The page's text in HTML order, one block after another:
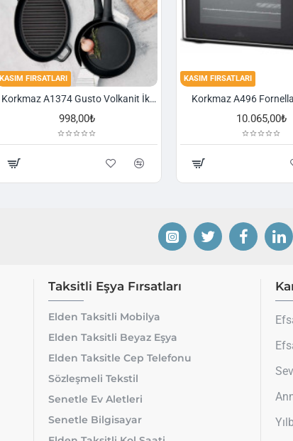
KASIM FIRSATLARI
Korkmaz A1374 Gusto Volkanit İki Kulplu Oval Tava
998,00₺
KASIM FIRSATLARI
Korkmaz A496 Fornella
10.065,00₺
Taksitli Eşya Fırsatları
Elden Taksitli Mobilya
Elden Taksitli Beyaz Eşya
Elden Taksitle Cep Telefonu
Sözleşmeli Tekstil
Senetle Ev Aletleri
Senetle Bilgisayar